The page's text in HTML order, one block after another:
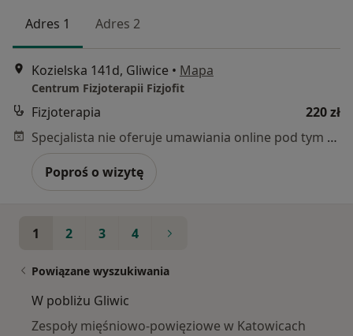
Adres 1 Adres 2
Kozielska 141d, Gliwice • Mapa
Centrum Fizjoterapii Fizjofit
Fizjoterapia
220 zł
Specjalista nie oferuje umawiania online pod tym adresem.
Poproś o wizytę
1 2 3 4
Powiązane wyszukiwania
W pobliżu Gliwic
Zespoły mięśniowo-powięziowe w Katowicach